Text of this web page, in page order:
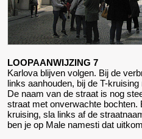
LOOPAANWIJZING 7
Karlova blijven volgen. Bij de
links aanhouden, bij de T-
De naam van de straat is nog
straat met onverwachte bochten.
kruising, sla links af de
ben je op Male namesti dat